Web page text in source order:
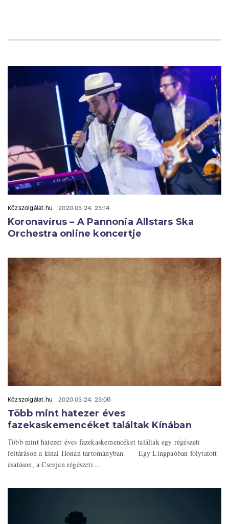
Közszolgálat.hu 2020.05.24. 23:14
Koronavírus – A Pannonia Allstars Ska
Orchestra online koncertje
Közszolgálat.hu 2020.05.24. 23:06
Több mint hatezer éves
fazekaskemencéket találtak Kínában
Több mint hatezer éves fazekaskemencéket találtak egy régészeti
feltáráson a kínai Honan tartományban. Egy Lingpaóban folytatott
ásatáson, a Csenjan régészeti ...